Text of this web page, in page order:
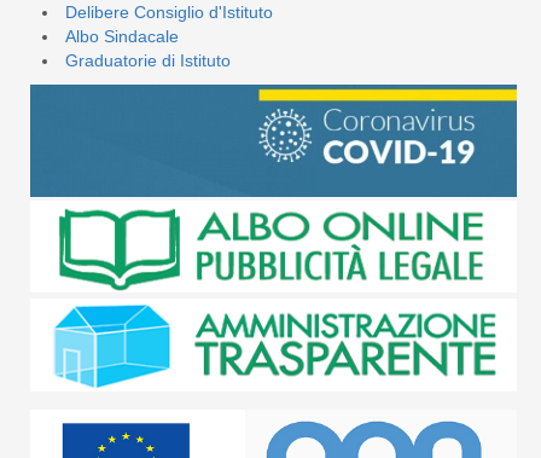
Delibere Consiglio d'Istituto
Albo Sindacale
Graduatorie di Istituto